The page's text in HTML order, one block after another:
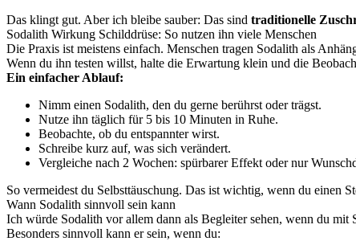
Das klingt gut. Aber ich bleibe sauber: Das sind traditionelle
Sodalith Wirkung Schilddrüse: So nutzen ihn viele Menschen
Die Praxis ist meistens einfach. Menschen tragen Sodalith als
Wenn du ihn testen willst, halte die Erwartung klein und die
Ein einfacher Ablauf:
Nimm einen Sodalith, den du gerne berührst oder trägst.
Nutze ihn täglich für 5 bis 10 Minuten in Ruhe.
Beobachte, ob du entspannter wirst.
Schreibe kurz auf, was sich verändert.
Vergleiche nach 2 Wochen: spürbarer Effekt oder nur
So vermeidest du Selbsttäuschung. Das ist wichtig, wenn du
Wann Sodalith sinnvoll sein kann
Ich würde Sodalith vor allem dann als Begleiter sehen, wenn du
Besonders sinnvoll kann er sein, wenn du: